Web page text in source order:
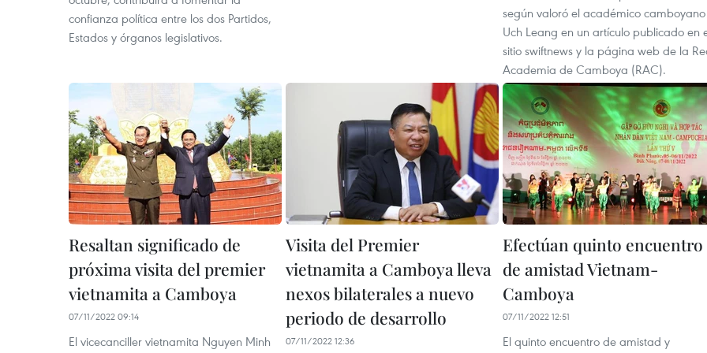
confianza política entre los dos Partidos,
Estados y órganos legislativos.
según valoró el académico camboyano
Uch Leang en un artículo publicado en
sitio swiftnews y la página web de la
Academia de Camboya (RAC).
Resaltan significado de
próxima visita del premier
vietnamita a Camboya
07/11/2022 09:14
El vicecanciller vietnamita Nguyen Minh
Visita del Premier
vietnamita a Camboya lleva
nexos bilaterales a nuevo
periodo de desarrollo
07/11/2022 12:36
Efectúan quinto encuentro
de amistad Vietnam-
Camboya
07/11/2022 12:51
El quinto encuentro de amistad y